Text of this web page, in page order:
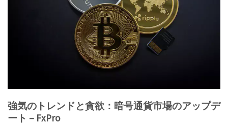
強気のトレンドと貪欲：暗号通貨市場のアップデ
ート – FxPro